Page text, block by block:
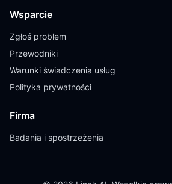
Wsparcie
Zgłoś problem
Przewodniki
Warunki świadczenia usług
Polityka prywatności
Firma
Badania i spostrzeżenia